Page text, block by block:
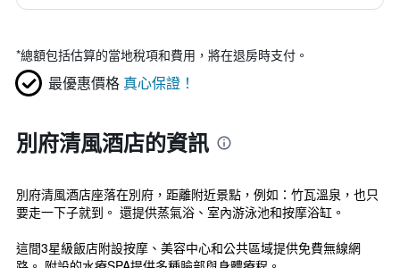
*總額包括估算的當地稅項和費用，將在退房時支付。
最優惠價格 真心保證！
別府清風酒店的資訊
別府清風酒店座落在別府，距離附近景點，例如：竹瓦溫泉，也只
要走一下子就到。 還提供蒸氣浴、室內游泳池和按摩浴缸。
這間3星級飯店附設按摩、美容中心和公共區域提供免費無線網